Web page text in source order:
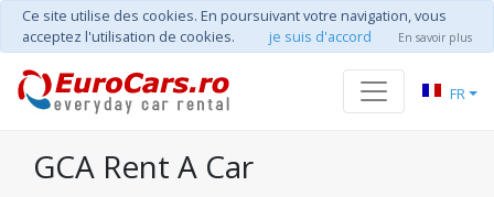
Ce site utilise des cookies. En poursuivant votre navigation, vous
acceptez l'utilisation de cookies.
je suis d'accord En savoir plus
FR
GCA Rent A Car